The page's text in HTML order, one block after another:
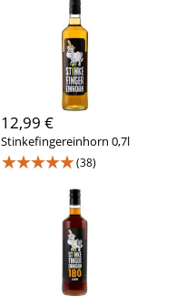
12,99 €
Stinkefingereinhorn 0,7l
★★★★★(38)